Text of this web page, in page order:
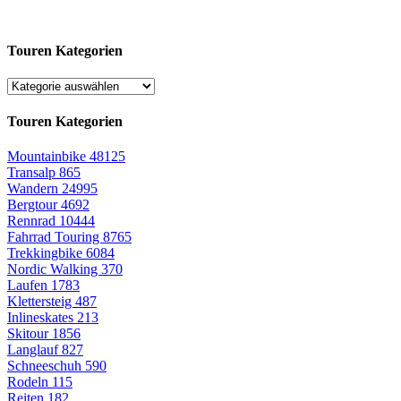
Touren Kategorien
Touren Kategorien
Mountainbike 48125
Transalp 865
Wandern 24995
Bergtour4692
Rennrad 10444
Fahrrad Touring 8765
Trekkingbike 6084
Nordic Walking 370
Laufen 1783
Klettersteig 487
Inlineskates 213
Skitour 1856
Langlauf827
Schneeschuh 590
Rodeln 115